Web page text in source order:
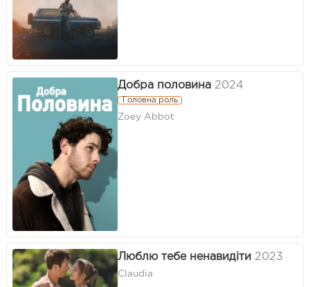
Добра половина 2024
Головна роль
Zoey Abbot
Люблю тебе ненавидіти 2023
Claudia